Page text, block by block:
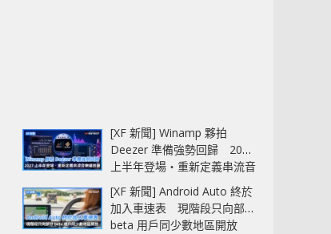
[XF 新聞] Winamp 夥拍
Deezer 準備強勢回歸 2027
上半年登場‧重新定義串流音
樂播放器
[XF 新聞] Android Auto 終於
加入車速表 現階段只向部分
beta 用戶同少數地區開放